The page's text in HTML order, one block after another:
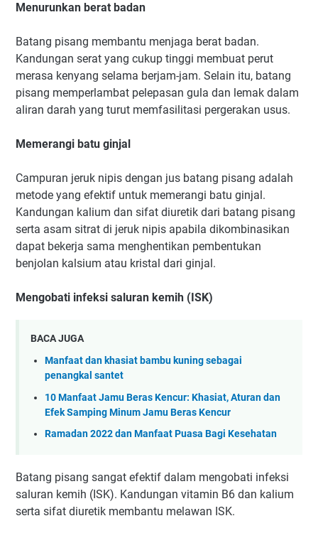
Menurunkan berat badan
Batang pisang membantu menjaga berat badan.
Kandungan serat yang cukup tinggi membuat perut
merasa kenyang selama berjam-jam. Selain itu, batang
pisang memperlambat pelepasan gula dan lemak dalam
aliran darah yang turut memfasilitasi pergerakan usus.
Memerangi batu ginjal
Campuran jeruk nipis dengan jus batang pisang adalah
metode yang efektif untuk memerangi batu ginjal.
Kandungan kalium dan sifat diuretik dari batang pisang
serta asam sitrat di jeruk nipis apabila dikombinasikan
dapat bekerja sama menghentikan pembentukan
benjolan kalsium atau kristal dari ginjal.
Mengobati infeksi saluran kemih (ISK)
BACA JUGA
Manfaat dan khasiat bambu kuning sebagai
penangkal santet
10 Manfaat Jamu Beras Kencur: Khasiat, Aturan dan
Efek Samping Minum Jamu Beras Kencur
Ramadan 2022 dan Manfaat Puasa Bagi Kesehatan
Batang pisang sangat efektif dalam mengobati infeksi
saluran kemih (ISK). Kandungan vitamin B6 dan kalium
serta sifat diuretik membantu melawan ISK.